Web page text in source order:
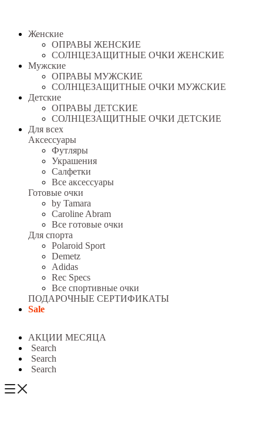
Женские
ОПРАВЫ ЖЕНСКИЕ
СОЛНЦЕЗАЩИТНЫЕ ОЧКИ ЖЕНСКИЕ
Мужские
ОПРАВЫ МУЖСКИЕ
СОЛНЦЕЗАЩИТНЫЕ ОЧКИ МУЖСКИЕ
Детские
ОПРАВЫ ДЕТСКИЕ
СОЛНЦЕЗАЩИТНЫЕ ОЧКИ ДЕТСКИЕ
Для всех
Аксессуары
Футляры
Украшения
Салфетки
Все аксессуары
Готовые очки
by Tamara
Caroline Abram
Все готовые очки
Для спорта
Polaroid Sport
Demetz
Adidas
Rec Specs
Все спортивные очки
ПОДАРОЧНЫЕ СЕРТИФИКАТЫ
Sale
АКЦИИ МЕСЯЦА
Search
Search
Search